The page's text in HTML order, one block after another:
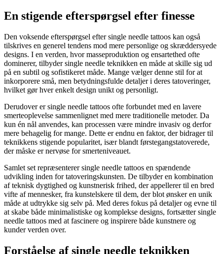
En stigende efterspørgsel efter finesse
Den voksende efterspørgsel efter single needle tattoos kan også
tilskrives en generel tendens mod mere personlige og skræddersyede
designs. I en verden, hvor masseproduktion og ensartethed ofte
dominerer, tilbyder single needle teknikken en måde at skille sig ud
på en subtil og sofistikeret måde. Mange vælger denne stil for at
inkorporere små, men betydningsfulde detaljer i deres tatoveringer,
hvilket gør hver enkelt design unikt og personligt.
Derudover er single needle tattoos ofte forbundet med en lavere
smerteoplevelse sammenlignet med mere traditionelle metoder. Da
kun én nål anvendes, kan processen være mindre invasiv og derfor
mere behagelig for mange. Dette er endnu en faktor, der bidrager til
teknikkens stigende popularitet, især blandt førstegangstatoverede,
der måske er nervøse for smerteniveauet.
Samlet set repræsenterer single needle tattoos en spændende
udvikling inden for tatoveringskunsten. De tilbyder en kombination
af teknisk dygtighed og kunstnerisk frihed, der appellerer til en bred
vifte af mennesker, fra kunstelskere til dem, der blot ønsker en unik
måde at udtrykke sig selv på. Med deres fokus på detaljer og evne til
at skabe både minimalistiske og komplekse designs, fortsætter single
needle tattoos med at fascinere og inspirere både kunstnere og
kunder verden over.
Forståelse af single needle teknikken